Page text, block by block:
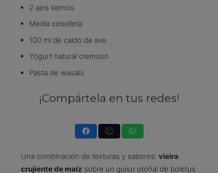
2 ajos tiernos
Media cebolleta
100 ml de caldo de ave
Yogurt natural cremoso
Pasta de wasabi
¡Compártela en tus redes!
Una combinación de texturas y sabores: vieira
crujiente de maíz sobre un guiso otoñal de boletus